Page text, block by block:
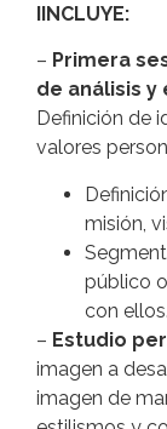
IINCLUYE:
– Primera
de análisis y
Definición de
valores
misión,
público
con ellos.
– Estudio
imagen a
imagen de